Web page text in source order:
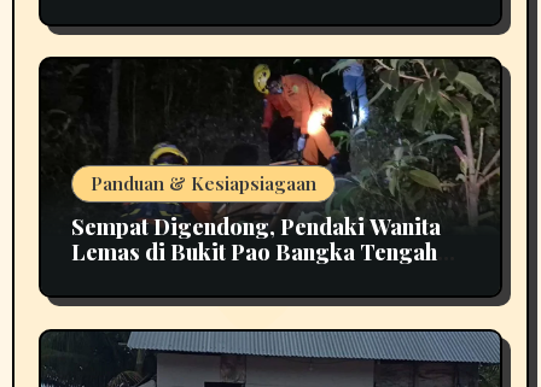
Panduan & Kesiapsiagaan
Sempat Digendong, Pendaki Wanita
Lemas di Bukit Pao Bangka Tengah